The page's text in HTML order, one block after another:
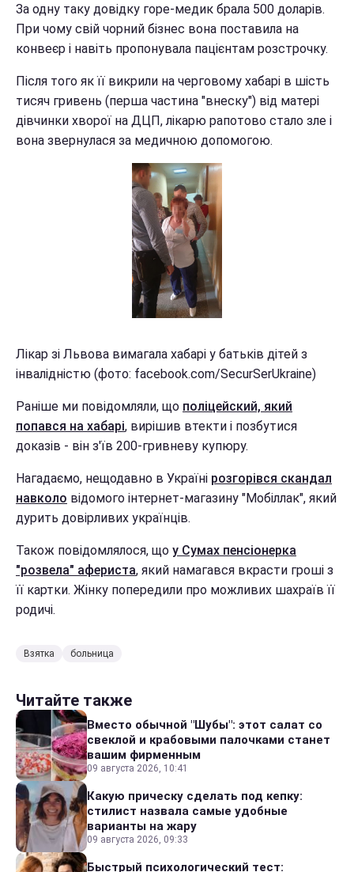
За одну таку довідку горе-медик брала 500 доларів.
При чому свій чорний бізнес вона поставила на
конвеєр і навіть пропонувала пацієнтам розстрочку.
Після того як її викрили на черговому хабарі в шість
тисяч гривень (перша частина "внеску") від матері
дівчинки хворої на ДЦП, лікарю рапотово стало зле і
вона звернулася за медичною допомогою.
Лікар зі Львова вимагала хабарі у батьків дітей з
інвалідністю (фото: facebook.com/SecurSerUkraine)
Раніше ми повідомляли, що поліцейский, який
попався на хабарі, вирішив втекти і позбутися
доказів - він з'їв 200-гривневу купюру.
Нагадаємо, нещодавно в Україні розгорівся скандал
навколо відомого інтернет-магазину "Мобіллак", який
дурить довірливих українців.
Також повідомлялося, що у Сумах пенсіонерка
"розвела" афериста, який намагався вкрасти гроші з
її картки. Жінку попередили про можливих шахраїв її
родичі.
Взятка больница
Читайте также
Вместо обычной "Шубы": этот салат со
свеклой и крабовыми палочками станет
вашим фирменным
09 августа 2026, 10:41
Какую прическу сделать под кепку:
стилист назвала самые удобные
варианты на жару
09 августа 2026, 09:33
Быстрый психологический тест: